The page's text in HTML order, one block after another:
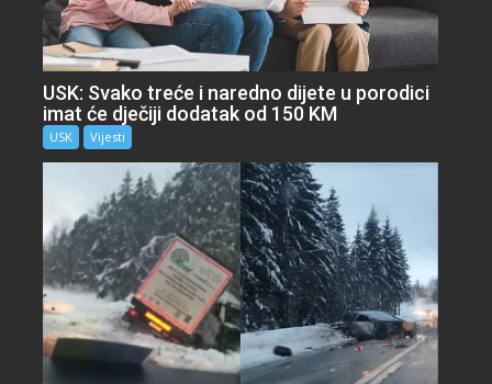
USK: Svako treće i naredno dijete u porodici
imat će dječiji dodatak od 150 KM
USK Vijesti